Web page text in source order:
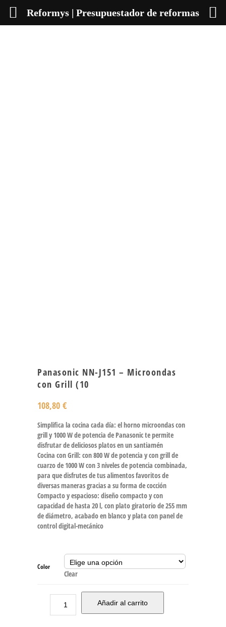
Panasonic NN-J151 – Microondas
con Grill (10
108,80 €
Simplifica la cocina cada día: el horno microondas con
grill y 1000 W de potencia de Panasonic te permite
disfrutar de deliciosos platos en un santiamén
Cocina con Grill: con 800 W de potencia y con grill de
cuarzo de 1000 W con 3 niveles de potencia combinada,
para que disfrutes de tus alimentos favoritos de
diversas maneras gracias a su forma de cocción
Compacto y espacioso: diseño compacto y con
capacidad de hasta 20 l, con plato giratorio de 255 mm
de diámetro, acabado en blanco y plata con panel de
control digital-mecánico
Color
Clear
Añadir al carrito
Reformys | Presupuestador de reformas